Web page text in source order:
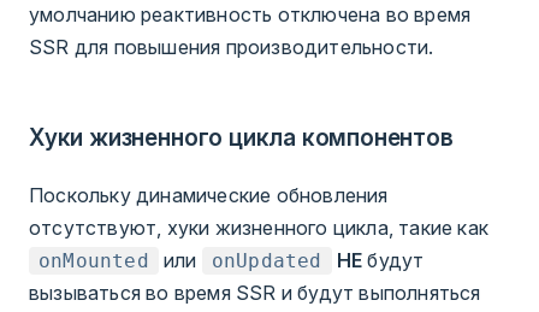
умолчанию реактивность отключена во время
SSR для повышения производительности.
Хуки жизненного цикла компонентов
Поскольку динамические обновления
отсутствуют, хуки жизненного цикла, такие как
onMounted или onUpdated НЕ будут
вызываться во время SSR и будут выполняться